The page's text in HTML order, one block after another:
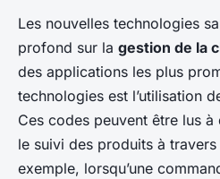
Les nouvelles technologies
profond sur la gestion de la
des applications les plus
technologies est l’utilisation
Ces codes peuvent être lus
le suivi des produits à
exemple, lorsqu’une